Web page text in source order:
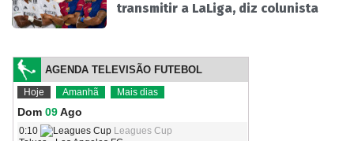
transmitir a LaLiga, diz colunista